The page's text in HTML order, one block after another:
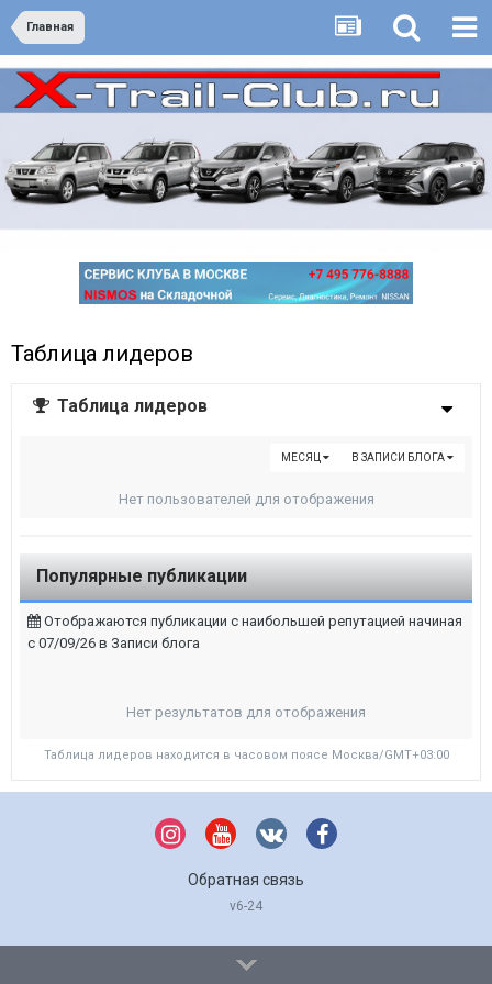
Главная
Таблица лидеров
Таблица лидеров
В ЗАПИСИ БЛОГА
МЕСЯЦ
Нет пользователей для отображения
Популярные публикации
Отображаются публикации с наибольшей репутацией начиная
с 07/09/26 в Записи блога
Нет результатов для отображения
Таблица лидеров находится в часовом поясе Москва/GMT+03:00
Обратная связь
v6-24